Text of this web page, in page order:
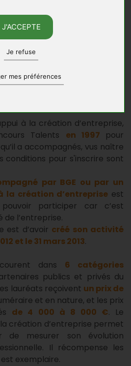
J'ACCEPTE
Je refuse
mes préférences
à la création d’entreprise,
Talents en 1997 pour
a accompagnés, vus naître
conditions pour s'inscrire sont
par BGE ou par un
la création d’entreprise est
participer car c’est
de l’entreprise.
d’avoir créé son activité
et le 31 mars 2013.
dans 6 catégories
publics et privés du
lauréats reçoivent un prix de
et en nature, et les prix
de 4 000 à 8 000 €. Le
création d’entreprise permet
de mesurer son évolution
Il récompense les
exemplaire.